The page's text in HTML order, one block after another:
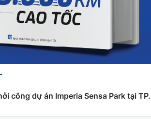
công dự án Imperia Sensa Park tại